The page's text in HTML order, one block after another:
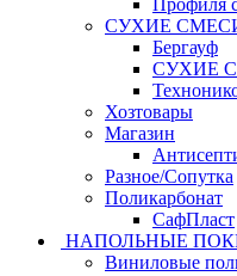
Профиля
СУХИЕ
Бергауф
СУХИЕ
Хозтовары
Магазин
Разное/Сопутка
Поликарбонат
СафПласт
НАПОЛЬНЫЕ
Виниловые